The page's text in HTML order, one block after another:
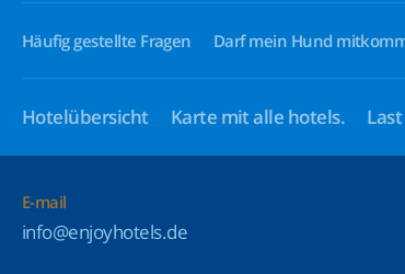
Häufig gestellte Fragen Darf mein Hund
Hotelübersicht Karte mit alle hotels.
E-mail
info@enjoyhotels.de